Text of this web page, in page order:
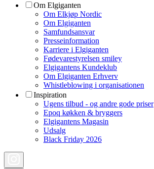
Om Elgiganten
Om Elkjøp Nordic
Om Elgiganten
Samfundsansvar
Presseinformation
Karriere i Elgiganten
Fødevarestyrelsen smiley
Elgigantens Kundeklub
Om Elgiganten Erhverv
Whistleblowing i organisationen
Inspiration
Ugens tilbud - og andre gode priser
Epoq køkken & bryggers
Elgigantens Magasin
Udsalg
Black Friday 2026